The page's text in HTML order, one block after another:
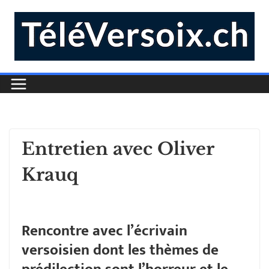
Entretien avec Oliver
Krauq
Rencontre avec l’écrivain
versoisien dont les thèmes de